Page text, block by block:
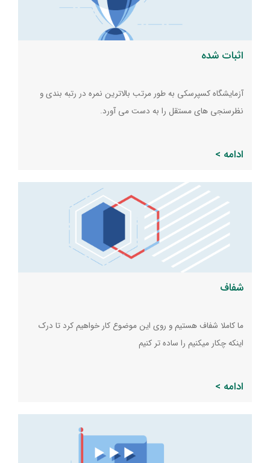
اثبات شده
آزمایشگاه کسپرسکی به طور مرتب بالاترین نمره در رتبه بندی و
نظرسنجی های مستقل را به دست می آورد.
ادامه >
شفاف
ما کاملا شفاف هستیم و روی این موضوع کار خواهیم کرد تا درک
اینکه چکار میکنیم را ساده تر کنیم
ادامه >